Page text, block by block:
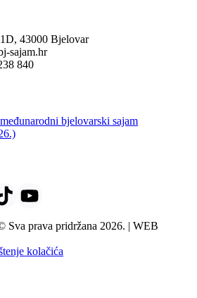
43000 Bjelovar
sajam.hr
840
bjelovarski sajam
Sva prava pridržana 2026. | WEB
kolačića